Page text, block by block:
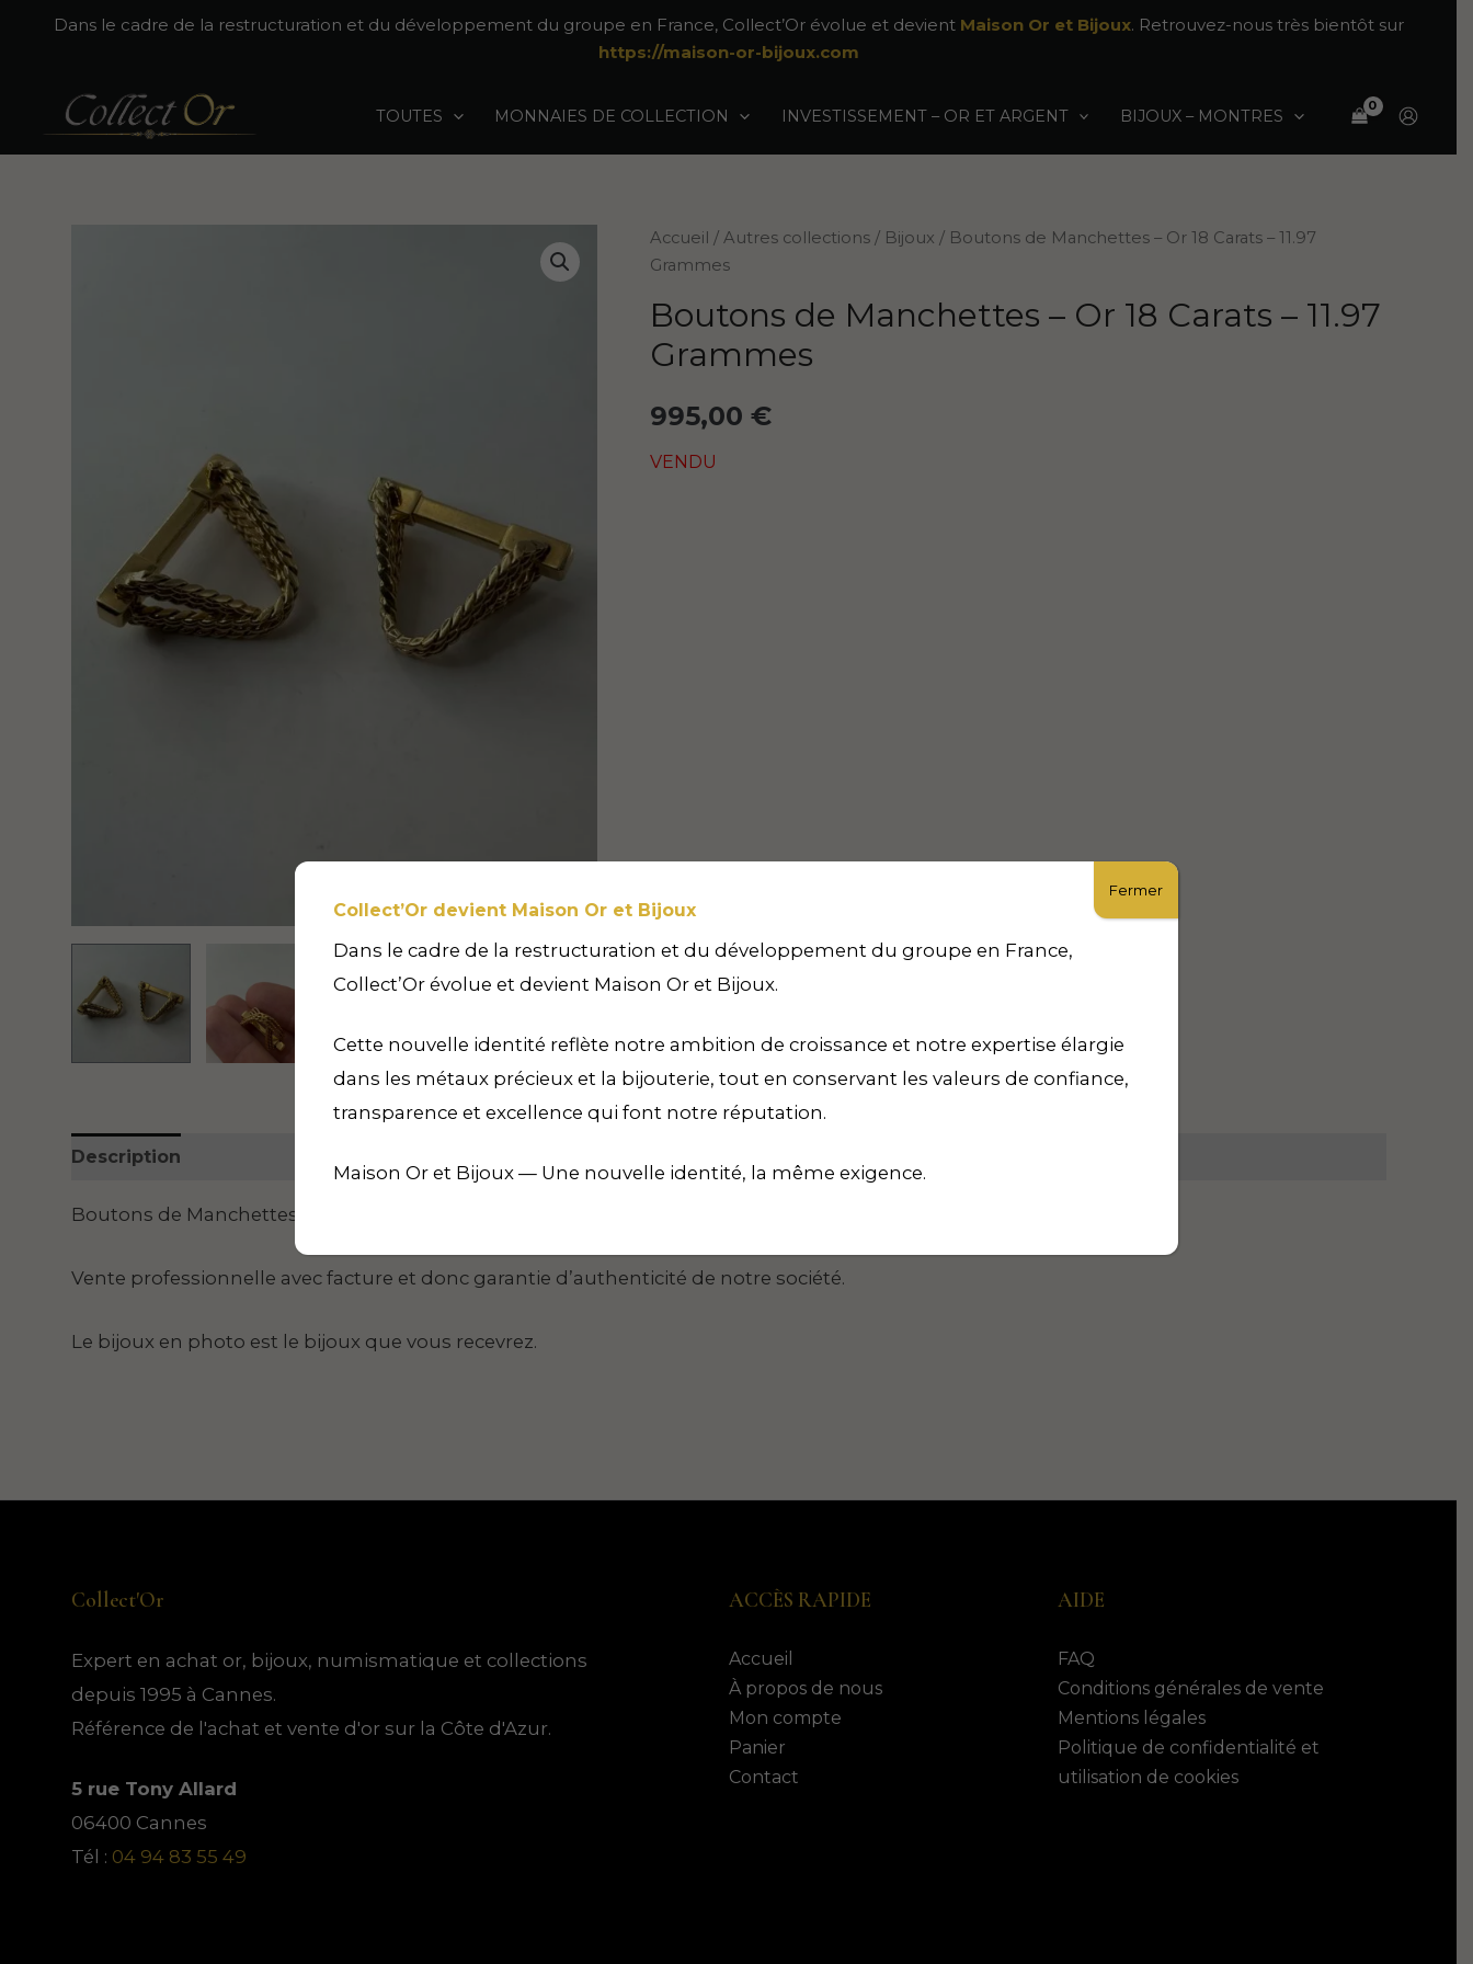
Dans le cadre de la restructuration et du développement du groupe en France, Collect’Or évolue et devient Maison Or et Bijoux. Retrouvez-nous très bientôt sur
https://maison-or-bijoux.com
TOUTES MONNAIES DE COLLECTION INVESTISSEMENT – OR ET ARGENT BIJOUX – MONTRES
Accueil / Autres collections/ Bijoux / Boutons de Manchettes – Or 18 Carats – 11.97
Grammes
Boutons de Manchettes – Or 18 Carats – 11.97
Grammes
995,00 €
VENDU
Description
Boutons de Manchettes – Or 18 Carats – 11.97 Grammes
Vente professionnelle avec facture et donc garantie d’authenticité de notre société.
Le bijoux en photo est le bijoux que vous recevrez.
Collect'Or
Expert en achat or, bijoux, numismatique et collections
depuis 1995 à Cannes.
Référence de l'achat et vente d'or sur la Côte d'Azur.
5 rue Tony Allard
06400 Cannes
Tél : 04 94 83 55 49
ACCÈS RAPIDE
Accueil
À propos de nous
Mon compte
Panier
Contact
AIDE
FAQ
Conditions générales de vente
Mentions légales
Politique de confidentialité et
utilisation de cookies
Collect’Or devient Maison Or et Bijoux
Dans le cadre de la restructuration et du développement du groupe en France,
Collect’Or évolue et devient Maison Or et Bijoux.
Cette nouvelle identité reflète notre ambition de croissance et notre expertise élargie
dans les métaux précieux et la bijouterie, tout en conservant les valeurs de confiance,
transparence et excellence qui font notre réputation.
Maison Or et Bijoux — Une nouvelle identité, la même exigence.
Fermer